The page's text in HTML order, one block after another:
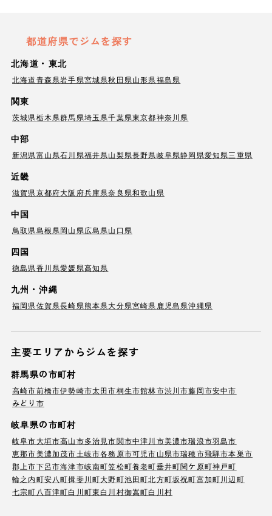
都道府県でジムを探す
北海道・東北
北海道青森県岩手県宮城県秋田県山形県福島県
関東
茨城県栃木県群馬県埼玉県千葉県東京都神奈川県
中部
新潟県富山県石川県福井県山梨県長野県岐阜県静岡県愛知県三重県
近畿
滋賀県京都府大阪府兵庫県奈良県和歌山県
中国
鳥取県島根県岡山県広島県山口県
四国
徳島県香川県愛媛県高知県
九州・沖縄
福岡県佐賀県長崎県熊本県大分県宮崎県 鹿児島県沖縄県
主要エリアからジムを探す
群馬県の市町村
高崎市前橋市伊勢崎市太田市桐生市館林市渋川市藤岡市安中市
みどり市
岐阜県の市町村
岐阜市大垣市高山市多治見市関市中津川市美濃市瑞浪市羽島市
恵那市美濃加茂市土岐市各務原市可児市山県市瑞穂市飛騨市本巣市
郡上市下呂市海津市岐南町笠松町養老町垂井町関ケ原町神戸町
輪之内町安八町揖斐川町大野町池田町北方町坂祝町富加町川辺町
七宗町 八百津町白川町東白川村御嵩町白川村